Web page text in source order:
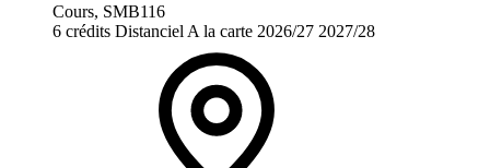
Cours, SMB116
6 crédits Distanciel A la carte 2026/27 2027/28